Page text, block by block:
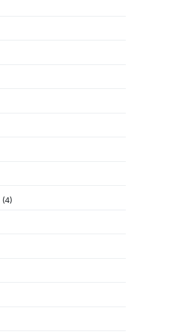
(4)